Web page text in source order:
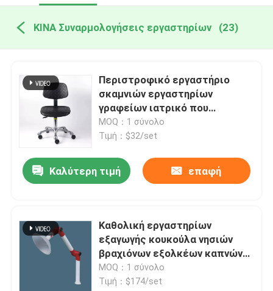
ΚΙΝΑ Συναρμολογήσεις εργαστηρίων (23)
Περιστροφικό εργαστήριο
σκαμνιών εργαστηρίων
γραφείων ιατρικό που
συντάσσει εργαστηριακών
εδρών και σκαμνιών εδρών το
MOQ：1 σύνολο
Τιμή：$32/set
Καλύτερη τιμή επαφή
Καθολική εργαστηρίων
εξαγωγής κουκούλα νησιών
βραχιόνων εξολκέων καπνών
εργαστηρίων βραχιόνων χημική
MOQ：1 σύνολο
Τιμή：$174/set